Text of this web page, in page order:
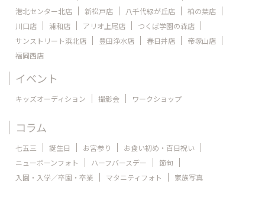
港北センター北店
新松戸店 八千代緑が丘店
柏の葉店
川口店
浦和店 アリオ上尾店
つくば学園の森店
サンストリート浜北店
豊田浄水店 春日井店
帝塚山店
福岡西店
イベント
キッズオーディション 撮影会 ワークショップ
コラム
七五三 誕生日 お宮参り
お食い初め・百日祝い
ニューボーンフォト
ハーフバースデー
節句
入園・入学／卒園・卒業
マタニティフォト 家族写真